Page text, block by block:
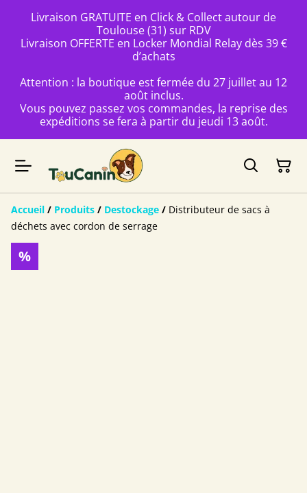
Livraison GRATUITE en Click & Collect autour de
Toulouse (31) sur RDV
Livraison OFFERTE en Locker Mondial Relay dès 39 €
d’achats
Attention : la boutique est fermée du 27 juillet au 12
août inclus.
Vous pouvez passez vos commandes, la reprise des
expéditions se fera à partir du jeudi 13 août.
Accueil / Produits / Destockage / Distributeur de sacs à
déchets avec cordon de serrage
%